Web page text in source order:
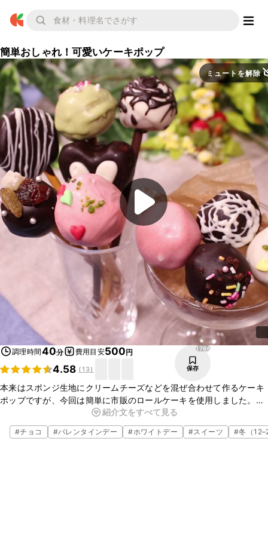
簡単おしゃれ！可愛いケーキポップ
ミュートを解除
調理時間40分 費用目安500円
4.58 (13)
1766
保存
本来はスポンジ生地にクリームチーズなどを混ぜ合わせて作るケーキ
ポップですが、今回は簡単に市販のロールケーキを使用しました。お
好きなデコレーションや、お好きなカラーチョコを使用して、可愛ら
しく仕上げてくだしね。テーブルに並べば盛り上がること間違いなし
です！
紹介文をすべて見る
#チョコ #バレンタインデー #ホワイトデー #スイーツ #冬（